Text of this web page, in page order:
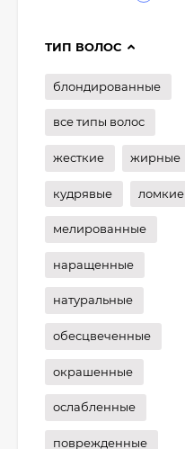
ТИП ВОЛОС
блондированные
все типы волос
жесткие жирные
кудрявые ломкие
мелированные
наращенные
натуральные
обесцвеченные
окрашенные
ослабленные
поврежденные